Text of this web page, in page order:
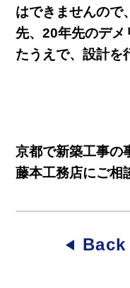
はできませんので
先、20年先のデメ
たうえで、設計を
京都で新築工事の
藤本工務店にご相
Back